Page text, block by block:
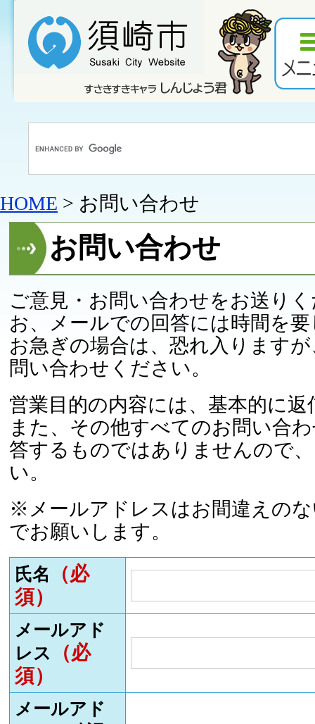
HOME > お問い合わせ
お問い合わせ
ご意見・お問い合わせをお送り
お、メールでの回答には時間を
お急ぎの場合は、恐れ入ります
問い合わせください。
営業目的の内容には、基本的に
また、その他すべてのお問い合
答するものではありませんので
い。
※メールアドレスはお間違えの
でお願いします。
氏名
（必
須）
メールアド
レス
（必
須）
メールアド